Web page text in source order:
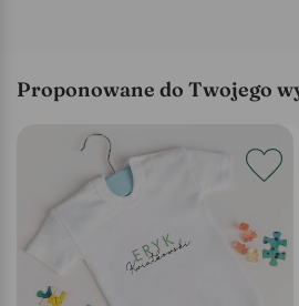
Proponowane do Twojego